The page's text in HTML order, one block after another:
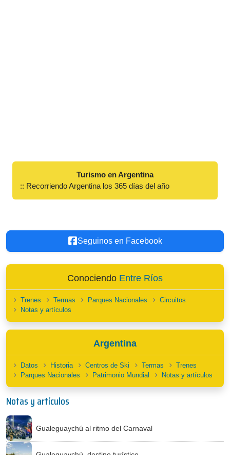
Turismo en Argentina
:: Recorriendo Argentina los 365 días del año
Seguinos en Facebook
Conociendo Entre Ríos
Trenes Termas Parques Nacionales
Circuitos
Notas y artículos
Argentina
Datos Historia Centros de Ski Termas
Trenes
Parques Nacionales
Patrimonio Mundial Notas y artículos
Notas y artículos
Gualeguaychú al ritmo del Carnaval